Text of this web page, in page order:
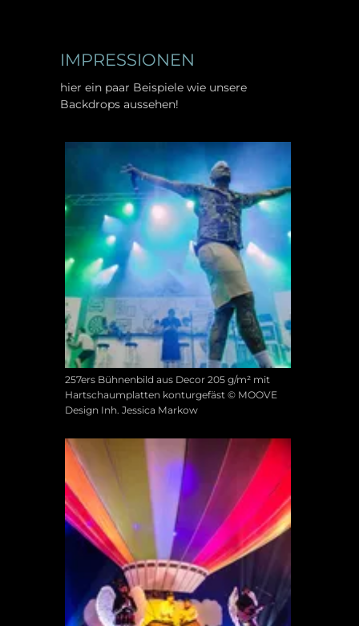
IMPRESSIONEN
hier ein paar Beispiele wie unsere
Backdrops aussehen!
257ers Bühnenbild aus Decor 205 g/m² mit
Hartschaumplatten konturgefäst © MOOVE
Design Inh. Jessica Markow